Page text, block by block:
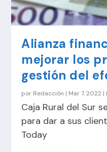
Alianza
mejorar los
gestión del
por Redacción | Mar 7, 2022 |
Caja Rural del Sur
para dar a sus
Today